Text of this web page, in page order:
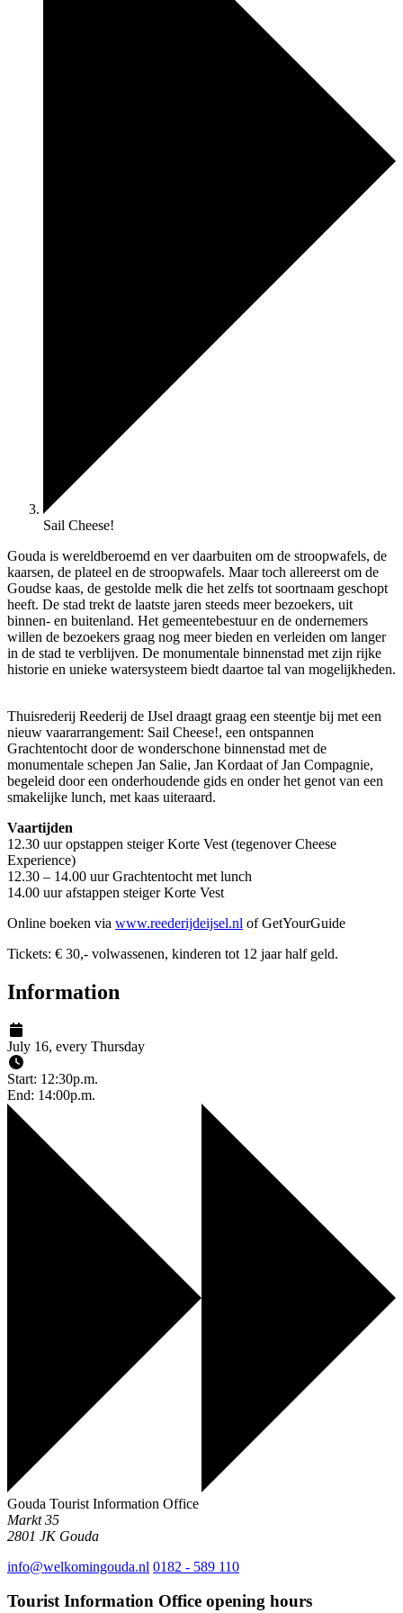
Sail Cheese!
Gouda is wereldberoemd en ver daarbuiten om de stroopwafels, de
kaarsen, de plateel en de stroopwafels. Maar toch allereerst om de
Goudse kaas, de gestolde melk die het zelfs tot soortnaam geschopt
heeft. De stad trekt de laatste jaren steeds meer bezoekers, uit
binnen- en buitenland. Het gemeentebestuur en de ondernemers
willen de bezoekers graag nog meer bieden en verleiden om langer
in de stad te verblijven. De monumentale binnenstad met zijn rijke
historie en unieke watersysteem biedt daartoe tal van mogelijkheden.
Thuisrederij Reederij de IJsel draagt graag een steentje bij met een
nieuw vaararrangement: Sail Cheese!, een ontspannen
Grachtentocht door de wonderschone binnenstad met de
monumentale schepen Jan Salie, Jan Kordaat of Jan Compagnie,
begeleid door een onderhoudende gids en onder het genot van een
smakelijke lunch, met kaas uiteraard.
Vaartijden
12.30 uur opstappen steiger Korte Vest (tegenover Cheese
Experience)
12.30 – 14.00 uur Grachtentocht met lunch
14.00 uur afstappen steiger Korte Vest
Online boeken via www.reederijdeijsel.nl of GetYourGuide
Tickets: € 30,- volwassenen, kinderen tot 12 jaar half geld.
Information
July 16, every Thursday
Start: 12:30p.m.
End: 14:00p.m.
Gouda Tourist Information Office
Markt 35
2801 JK Gouda
info@welkomingouda.nl 0182 - 589 110
Tourist Information Office opening hours